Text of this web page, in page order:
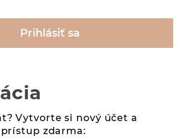
Prihlásiť sa
Vytvorte si nový účet a
zdarma: